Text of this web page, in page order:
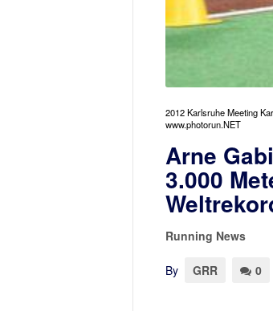
2012 Karlsruhe Meeting
www.photorun.NET
Arne
3.000
Running News
By GRR 0